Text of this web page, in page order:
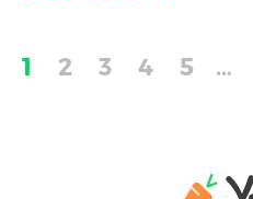
1 2 3 4 5 …